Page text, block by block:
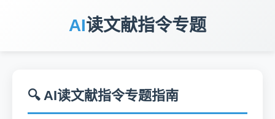
AI读文献指令专题
🔍 AI读文献指令专题指南